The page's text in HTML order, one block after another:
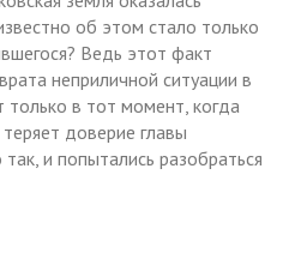
об этом стало только
Ведь этот факт
неприличной ситуации в
только в тот момент, когда
доверие главы
и попытались разобраться